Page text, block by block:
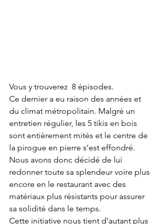
Vous y trouverez  8 épisodes.
Ce dernier a eu raison des années et
du climat métropolitain. Malgré un
entretien régulier, les 5 tikis en bois
sont entièrement mités et le centre de
la pirogue en pierre s’est effondré.
Nous avons donc décidé de lui
redonner toute sa splendeur voire plus
encore en le restaurant avec des
matériaux plus résistants pour assurer
sa solidité dans le temps.
Cette initiative nous tient d’autant plus